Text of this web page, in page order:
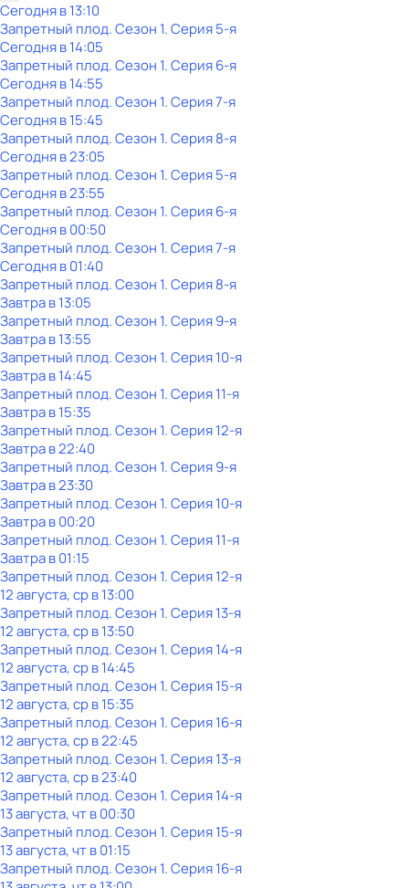
Сегодня в 13:10
Запретный плод. Сезон 1. Серия 5-я
Сегодня в 14:05
Запретный плод. Сезон 1. Серия 6-я
Сегодня в 14:55
Запретный плод. Сезон 1. Серия 7-я
Сегодня в 15:45
Запретный плод. Сезон 1. Серия 8-я
Сегодня в 23:05
Запретный плод. Сезон 1. Серия 5-я
Сегодня в 23:55
Запретный плод. Сезон 1. Серия 6-я
Сегодня в 00:50
Запретный плод. Сезон 1. Серия 7-я
Сегодня в 01:40
Запретный плод. Сезон 1. Серия 8-я
Завтра в 13:05
Запретный плод. Сезон 1. Серия 9-я
Завтра в 13:55
Запретный плод. Сезон 1. Серия 10-я
Завтра в 14:45
Запретный плод. Сезон 1. Серия 11-я
Завтра в 15:35
Запретный плод. Сезон 1. Серия 12-я
Завтра в 22:40
Запретный плод. Сезон 1. Серия 9-я
Завтра в 23:30
Запретный плод. Сезон 1. Серия 10-я
Завтра в 00:20
Запретный плод. Сезон 1. Серия 11-я
Завтра в 01:15
Запретный плод. Сезон 1. Серия 12-я
12 августа, ср в 13:00
Запретный плод. Сезон 1. Серия 13-я
12 августа, ср в 13:50
Запретный плод. Сезон 1. Серия 14-я
12 августа, ср в 14:45
Запретный плод. Сезон 1. Серия 15-я
12 августа, ср в 15:35
Запретный плод. Сезон 1. Серия 16-я
12 августа, ср в 22:45
Запретный плод. Сезон 1. Серия 13-я
12 августа, ср в 23:40
Запретный плод. Сезон 1. Серия 14-я
13 августа, чт в 00:30
Запретный плод. Сезон 1. Серия 15-я
13 августа, чт в 01:15
Запретный плод. Сезон 1. Серия 16-я